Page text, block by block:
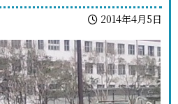
2014年4月5日